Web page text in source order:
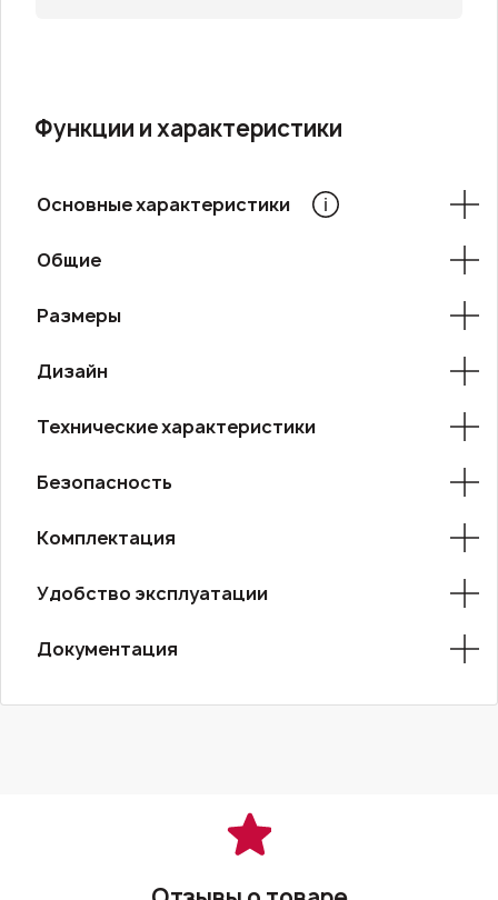
Функции и характеристики
Основные характеристики
Общие
Размеры
Дизайн
Технические характеристики
Безопасность
Комплектация
Удобство эксплуатации
Документация